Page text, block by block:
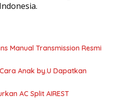
Manual Transmission Resmi
Anak by.U Dapatkan
AC Split AIREST